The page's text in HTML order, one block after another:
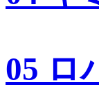
05 ロ